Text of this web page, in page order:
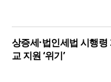
상증세·법인세법 시행
교 지원 ‘위기’